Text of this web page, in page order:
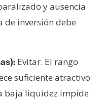
y ausencia
de inversión debe
Evitar. El rango
suficiente atractivo
baja liquidez impide